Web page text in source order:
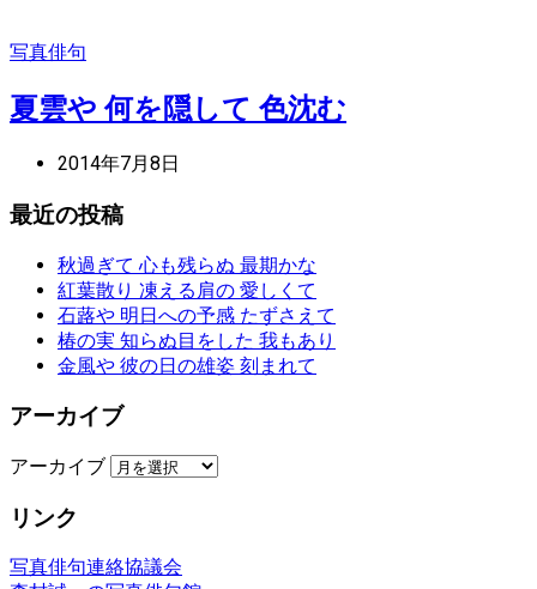
写真俳句
夏雲や 何を隠して 色沈む
2014年7月8日
最近の投稿
秋過ぎて 心も残らぬ 最期かな
紅葉散り 凍える肩の 愛しくて
石蕗や 明日への予感 たずさえて
椿の実 知らぬ目をした 我もあり
金風や 彼の日の雄姿 刻まれて
アーカイブ
アーカイブ
リンク
写真俳句連絡協議会